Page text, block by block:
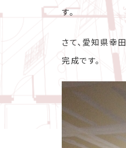
す。
さて、愛知県幸
完成です。